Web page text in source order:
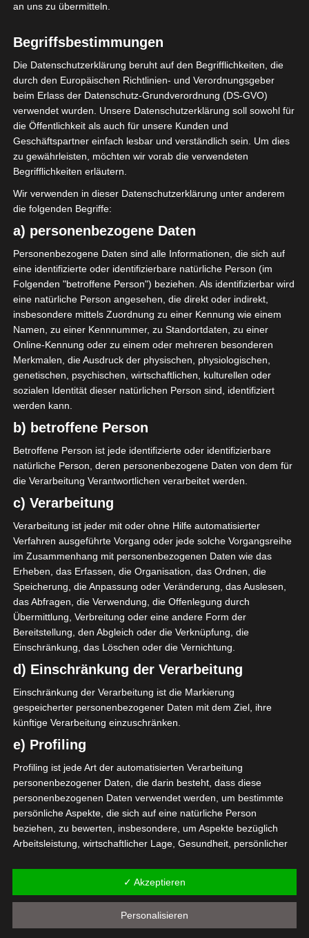
Geburtstag
Alter 27
Gewicht (kg) 69
Größe (cm) 175
GESAMTE STATISTIK
Ligue 1 Pro (Tunesien)
2022/2023 5 5 450′
5
5 0 450′ 0 0 0 4 (0) 0 0
LETZTE BEGEGNUNGEN
Datum Ergebnis
Meisterschaft Tunesien 2022/2023
10 Juni 2023
Heim
U
Auswärts
G
0:1
90`
3 Juni 2023
Heim 3:0
7 Mai 2023
Heim
G
2:0
90` 1
30 Jan. 2023
Heim
V
1:2
90` 1
Adam Garreb
Ghaith Wahabi
Die nächsten Begegnungen
SPIELTAG 1
22 Aug. 2026
16:30
PS Sakiet Eddaïer
- -
JS Omrane
- -
22 Aug. 2026
16:30
an uns zu übermitteln.
Begriffsbestimmungen
Die Datenschutzerklärung beruht auf den Begrifflichkeiten, die
durch den Europäischen Richtlinien- und Verordnungsgeber
beim Erlass der Datenschutz-Grundverordnung (DS-GVO)
verwendet wurden. Unsere Datenschutzerklärung soll sowohl für
die Öffentlichkeit als auch für unsere Kunden und
Geschäftspartner einfach lesbar und verständlich sein. Um dies
zu gewährleisten, möchten wir vorab die verwendeten
Begrifflichkeiten erläutern.
Wir verwenden in dieser Datenschutzerklärung unter anderem
die folgenden Begriffe:
a) personenbezogene Daten
Personenbezogene Daten sind alle Informationen, die sich auf
eine identifizierte oder identifizierbare natürliche Person (im
Folgenden "betroffene Person") beziehen. Als identifizierbar wird
eine natürliche Person angesehen, die direkt oder indirekt,
insbesondere mittels Zuordnung zu einer Kennung wie einem
Namen, zu einer Kennnummer, zu Standortdaten, zu einer
Online-Kennung oder zu einem oder mehreren besonderen
Merkmalen, die Ausdruck der physischen, physiologischen,
genetischen, psychischen, wirtschaftlichen, kulturellen oder
sozialen Identität dieser natürlichen Person sind, identifiziert
werden kann.
b) betroffene Person
Betroffene Person ist jede identifizierte oder identifizierbare
natürliche Person, deren personenbezogene Daten von dem für
die Verarbeitung Verantwortlichen verarbeitet werden.
c) Verarbeitung
Verarbeitung ist jeder mit oder ohne Hilfe automatisierter
Verfahren ausgeführte Vorgang oder jede solche Vorgangsreihe
im Zusammenhang mit personenbezogenen Daten wie das
Erheben, das Erfassen, die Organisation, das Ordnen, die
Speicherung, die Anpassung oder Veränderung, das Auslesen,
das Abfragen, die Verwendung, die Offenlegung durch
Übermittlung, Verbreitung oder eine andere Form der
Bereitstellung, den Abgleich oder die Verknüpfung, die
Einschränkung, das Löschen oder die Vernichtung.
d) Einschränkung der Verarbeitung
Einschränkung der Verarbeitung ist die Markierung
gespeicherter personenbezogener Daten mit dem Ziel, ihre
künftige Verarbeitung einzuschränken.
e) Profiling
Profiling ist jede Art der automatisierten Verarbeitung
personenbezogener Daten, die darin besteht, dass diese
personenbezogenen Daten verwendet werden, um bestimmte
persönliche Aspekte, die sich auf eine natürliche Person
beziehen, zu bewerten, insbesondere, um Aspekte bezüglich
Arbeitsleistung, wirtschaftlicher Lage, Gesundheit, persönlicher
f) Pseudonymisierung
✓ Akzeptieren
Personalisieren